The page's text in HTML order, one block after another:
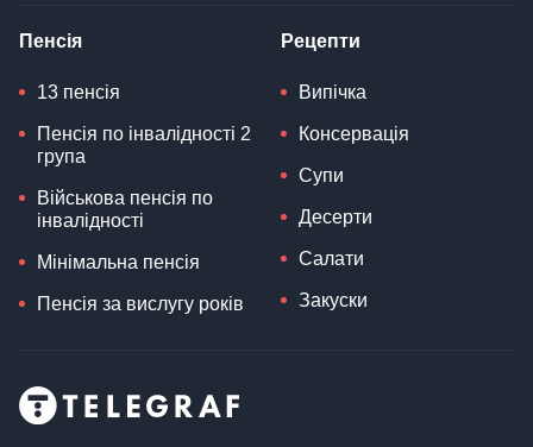
Пенсія
13 пенсія
Пенсія по інвалідності 2
група
Військова пенсія по
інвалідності
Мінімальна пенсія
Пенсія за вислугу років
Рецепти
Випічка
Консервація
Супи
Десерти
Салати
Закуски